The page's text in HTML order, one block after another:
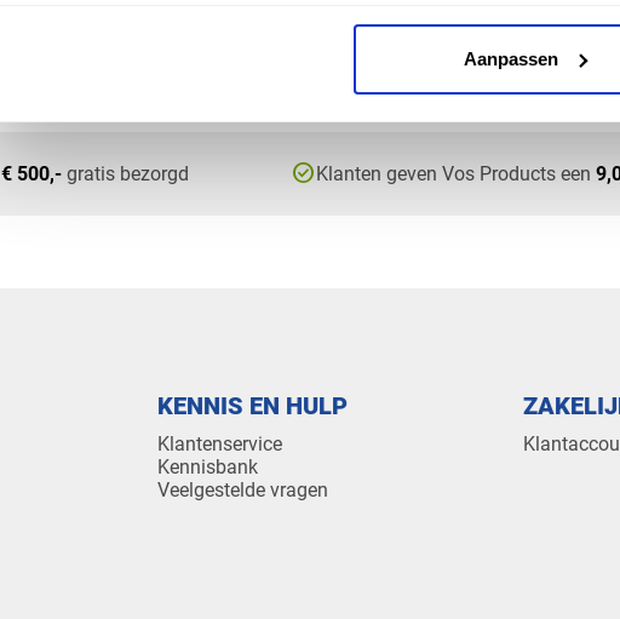
Aanpassen
€ 500,-gratis bezorgd check_circleKlanten geven Vos Products een
KENNIS EN HULP
Klantenservice
Kennisbank
Veelgestelde vragen